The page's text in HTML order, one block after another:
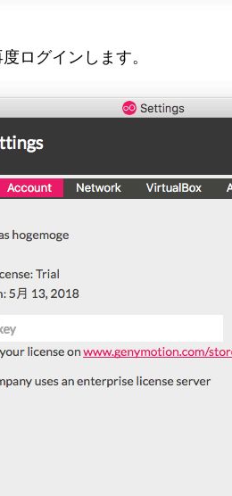
ログインします。